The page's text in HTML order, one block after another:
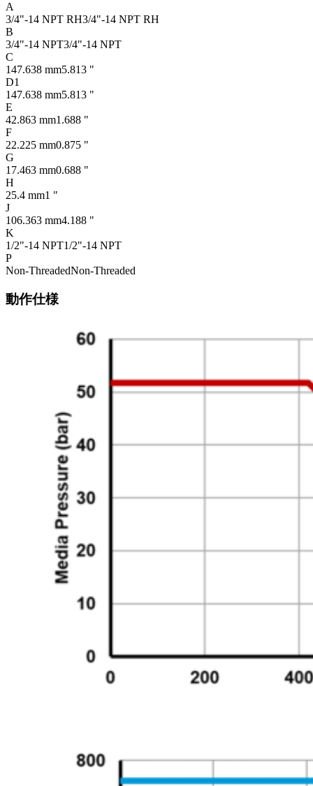
A
3/4"-14 NPT RH3/4"-14 NPT RH
B
3/4"-14 NPT3/4"-14 NPT
C
147.638 mm5.813 "
D1
147.638 mm5.813 "
E
42.863 mm1.688 "
F
22.225 mm0.875 "
G
17.463 mm0.688 "
H
25.4 mm1 "
J
106.363 mm4.188 "
K
1/2"-14 NPT1/2"-14 NPT
P
Non-ThreadedNon-Threaded
動作仕様